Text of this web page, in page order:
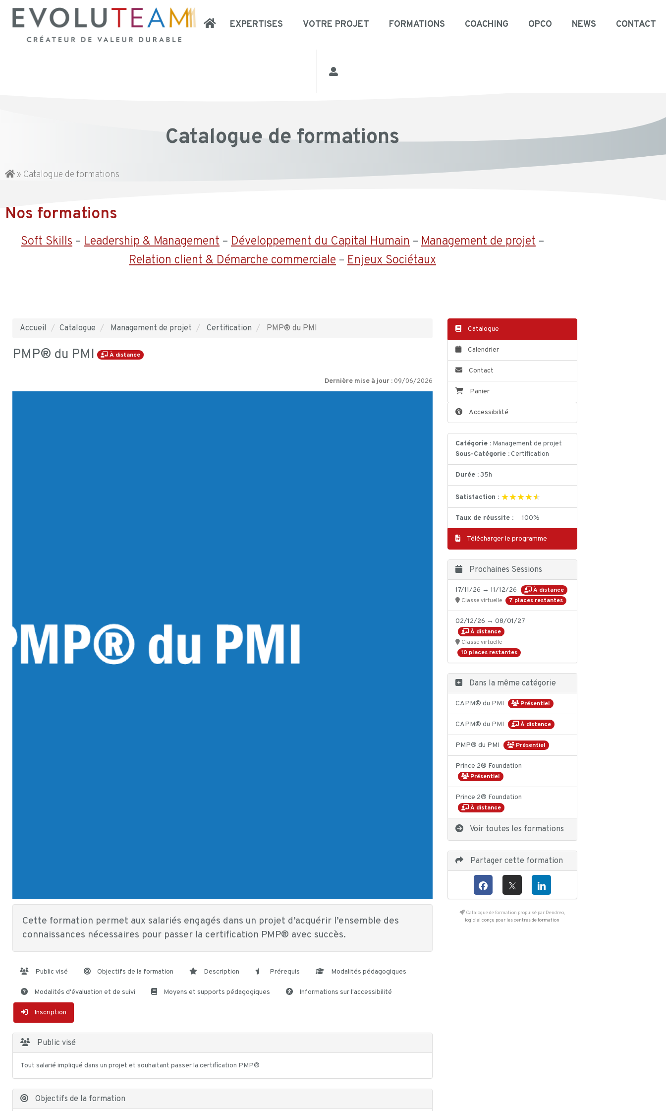
EXPERTISES VOTRE PROJET FORMATIONS COACHING OPCO NEWS CONTACT
Catalogue de formations
» Catalogue de formations
Nos formations
Soft Skills – Leadership & Management – Développement du Capital Humain – Management de projet –
Relation client & Démarche commerciale – Enjeux Sociétaux
Accueil Catalogue Management de projet Certification PMP® du PMI
PMP® du PMI À distance
Dernière mise à jour : 09/06/2026
Cette formation permet aux salariés engagés dans un projet d’acquérir l’ensemble des
connaissances nécessaires pour passer la certification PMP® avec succès.
Public visé Objectifs de la formation Description Prérequis Modalités pédagogiques
Modalités d'évaluation et de suivi Moyens et supports pédagogiques Informations sur l'accessibilité
Inscription
Public visé
Tout salarié impliqué dans un projet et souhaitant passer la certification PMP®
Objectifs de la formation
Catalogue
Calendrier
Contact
Panier
Accessibilité
Catégorie : Management de projet
Sous-Catégorie : Certification
Durée :35h
Satisfaction : ★★★★★
★★★★★
Taux de réussite : 100%
Télécharger le programme
Prochaines Sessions
17/11/26 → 11/12/26
À distance
Classe virtuelle
7 places restantes
02/12/26 → 08/01/27
À distance
Classe virtuelle
10 places restantes
Dans la même catégorie
CAPM® du PMI Présentiel
CAPM® du PMI À distance
PMP® du PMI Présentiel
Prince 2® Foundation
Présentiel
Prince 2® Foundation
À distance
Voir toutes les formations
Partager cette formation
Catalogue de formation propulsé par Dendreo,
logiciel conçu pour les centres de formation